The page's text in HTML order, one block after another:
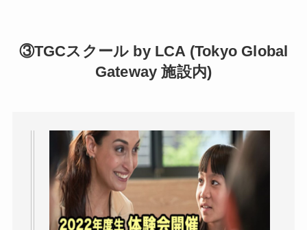
③TGCスクール by LCA (Tokyo Global
Gateway 施設内)